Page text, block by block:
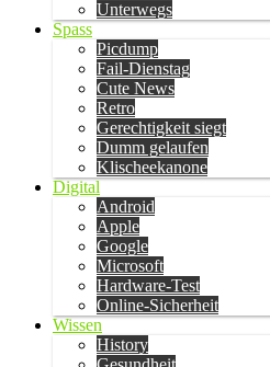
Unterwegs
Spass
Picdump
Fail-Dienstag
Cute News
Retro
Gerechtigkeit siegt
Dumm gelaufen
Klischeekanone
Digital
Android
Apple
Google
Microsoft
Hardware-Test
Online-Sicherheit
Wissen
History